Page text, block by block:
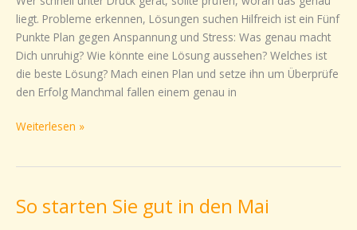
liegt. Probleme erkennen, Lösungen suchen Hilfreich ist ein Fünf
Punkte Plan gegen Anspannung und Stress: Was genau macht
Dich unruhig? Wie könnte eine Lösung aussehen? Welches ist
die beste Lösung? Mach einen Plan und setze ihn um Überprüfe
den Erfolg Manchmal fallen einem genau in
Strategie
gegen
Nervösität
und
Stress
Weiterlesen »
So starten Sie gut in den Mai
So